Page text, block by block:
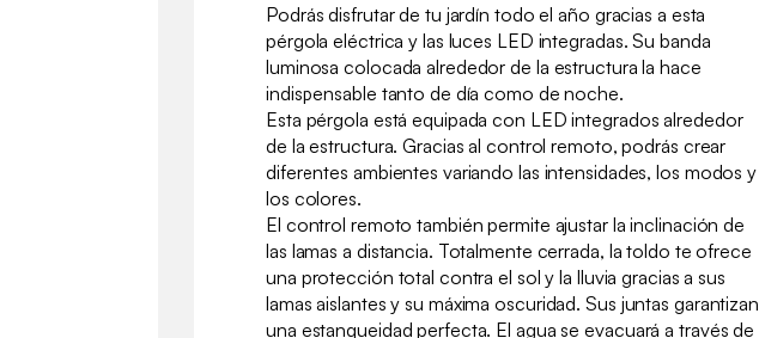
Podrás disfrutar de tu jardín todo el año gracias a esta
pérgola eléctrica y las luces LED integradas. Su banda
luminosa colocada alrededor de la estructura la hace
indispensable tanto de día como de noche.
Esta pérgola está equipada con LED integrados alrededor
de la estructura. Gracias al control remoto, podrás crear
diferentes ambientes variando las intensidades, los modos y
los colores.
El control remoto también permite ajustar la inclinación de
las lamas a distancia. Totalmente cerrada, la toldo te ofrece
una protección total contra el sol y la lluvia gracias a sus
lamas aislantes y su máxima oscuridad. Sus juntas garantizan
una estanqueidad perfecta. El agua se evacuará a través de